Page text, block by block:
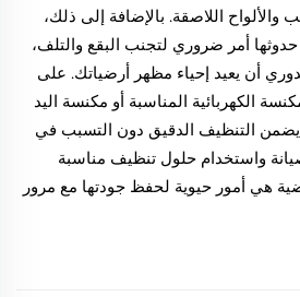
اللاصقة. بالإضافة إلى ذلك،
أمر ضروري لتجنب البقع والتلف،
أن يعيد إحياء مظهر أرضياتك. على
الكهربائية المناسبة أو مكنسة اليد
التنظيف الدقيق دون التسبب في
واستخدام حلول تنظيف مناسبة
هي أمور حيوية لحفظ جودتها مع مرور